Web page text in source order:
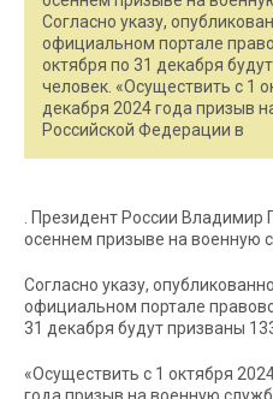
Согласно указу,
официальном портале
октября по 31 декабря
человек. «Осуществить с 1
декабря 2024 года призыв
Российской Федерации в
. Президент России Владимир
осеннем призыве на военную
Согласно указу,
официальном портале
31 декабря будут призваны
«Осуществить с 1 октября
года призыв на военную